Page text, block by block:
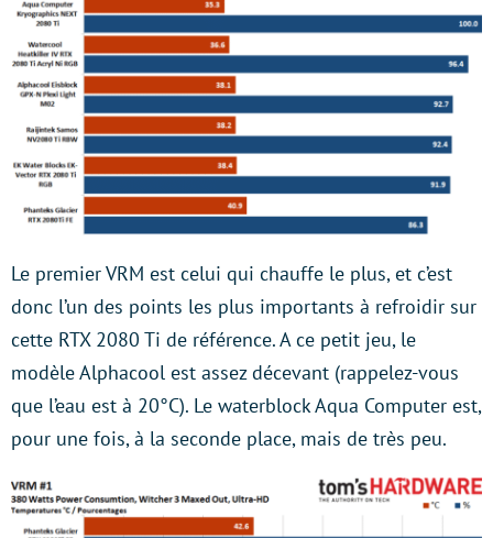
Le premier VRM est celui qui chauffe le plus, et c’est
donc l’un des points les plus importants à refroidir sur
cette RTX 2080 Ti de référence. A ce petit jeu, le
modèle Alphacool est assez décevant (rappelez-vous
que l’eau est à 20°C). Le waterblock Aqua Computer est,
pour une fois, à la seconde place, mais de très peu.